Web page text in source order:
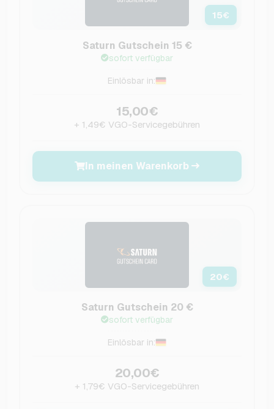
15€
Saturn Gutschein 15 €
sofort verfügbar
Einlösbar in:
15,00€
+ 1,49€ VGO-Servicegebühren
In meinen Warenkorb
20€
Saturn Gutschein 20 €
sofort verfügbar
Einlösbar in:
20,00€
+ 1,79€ VGO-Servicegebühren